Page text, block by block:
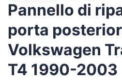
Pannello di
porta
Volkswagen
T4 1990-2003